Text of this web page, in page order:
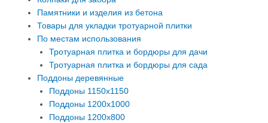
Памятники и изделия из бетона
Товары для укладки тротуарной плитки
По местам использования
Тротуарная плитка и бордюры для дачи
Тротуарная плитка и бордюры для сада
Поддоны деревянные
Поддоны 1150х1150
Поддоны 1200х1000
Поддоны 1200х800